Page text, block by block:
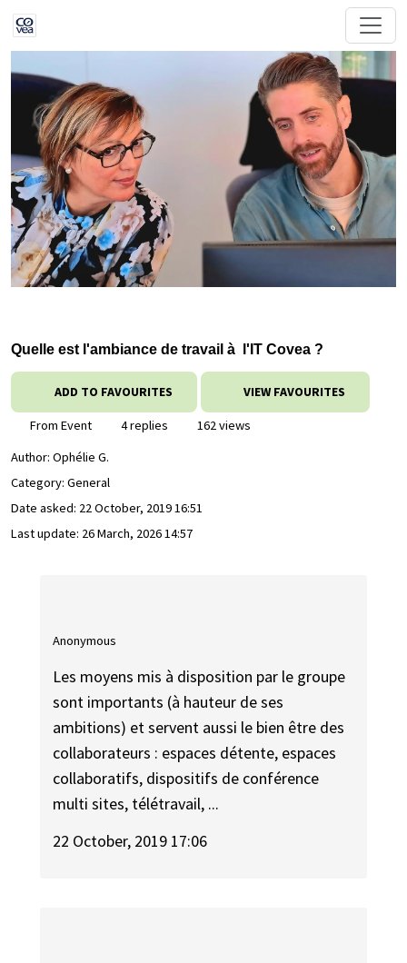
Quelle est l'ambiance de travail à l'IT Covea ?
ADD TO FAVOURITES VIEW FAVOURITES
From Event 4 replies
162 views
Author: Ophélie G.
Category: General
Date asked: 22 October, 2019 16:51
Last update: 26 March, 2026 14:57
Anonymous
Les moyens mis à disposition par le groupe
sont importants (à hauteur de ses
ambitions) et servent aussi le bien être des
collaborateurs : espaces détente, espaces
collaboratifs, dispositifs de conférence
multi sites, télétravail, ...
22 October, 2019 17:06